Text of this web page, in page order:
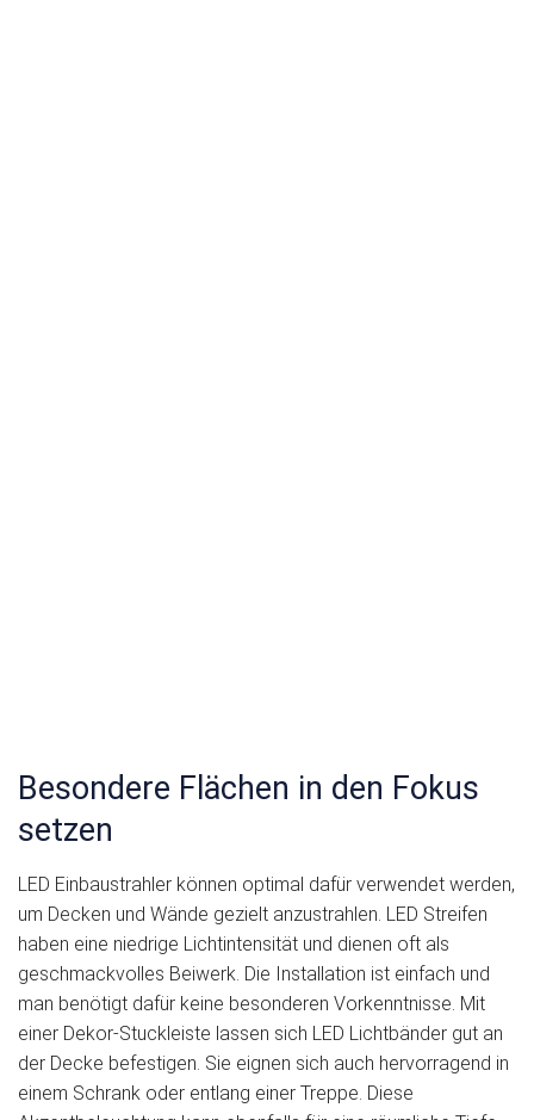
Besondere Flächen in den Fokus
setzen
LED Einbaustrahler können optimal dafür verwendet werden,
um Decken und Wände gezielt anzustrahlen. LED Streifen
haben eine niedrige Lichtintensität und dienen oft als
geschmackvolles Beiwerk. Die Installation ist einfach und
man benötigt dafür keine besonderen Vorkenntnisse. Mit
einer Dekor-Stuckleiste lassen sich LED Lichtbänder gut an
der Decke befestigen. Sie eignen sich auch hervorragend in
einem Schrank oder entlang einer Treppe. Diese